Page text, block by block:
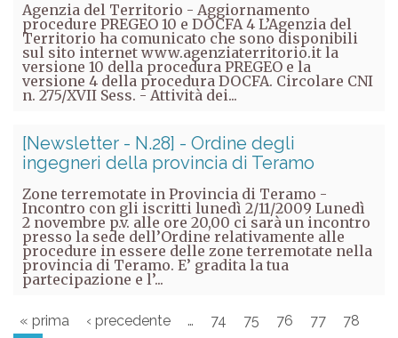
Agenzia del Territorio - Aggiornamento
procedure PREGEO 10 e DOCFA 4 L’Agenzia del
Territorio ha comunicato che sono disponibili
sul sito internet www.agenziaterritorio.it la
versione 10 della procedura PREGEO e la
versione 4 della procedura DOCFA. Circolare CNI
n. 275/XVII Sess. - Attività dei...
[Newsletter - N.28] - Ordine degli
ingegneri della provincia di Teramo
Zone terremotate in Provincia di Teramo -
Incontro con gli iscritti lunedì 2/11/2009 Lunedì
2 novembre p.v. alle ore 20,00 ci sarà un incontro
presso la sede dell’Ordine relativamente alle
procedure in essere delle zone terremotate nella
provincia di Teramo. E’ gradita la tua
partecipazione e l’...
« prima ‹ precedente … 74 75 76 77
78